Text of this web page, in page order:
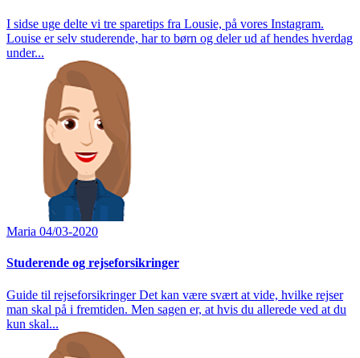
I sidse uge delte vi tre sparetips fra Lousie, på vores Instagram.
Louise er selv studerende, har to børn og deler ud af hendes hverdag
under...
Maria 04/03-2020
Studerende og rejseforsikringer
Guide til rejseforsikringer Det kan være svært at vide, hvilke rejser
man skal på i fremtiden. Men sagen er, at hvis du allerede ved at du
kun skal...